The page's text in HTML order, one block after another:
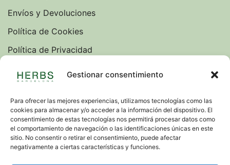
Gestionar consentimiento
Para ofrecer las mejores experiencias, utilizamos tecnologías como las
cookies para almacenar y/o acceder a la información del dispositivo. El
consentimiento de estas tecnologías nos permitirá procesar datos como
el comportamiento de navegación o las identificaciones únicas en este
sitio. No consentir o retirar el consentimiento, puede afectar
negativamente a ciertas características y funciones.
Envíos y Devoluciones
Política de Cookies
Política de Privacidad
IDIOMAS
VERSION INGLESA